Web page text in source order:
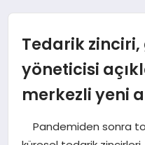
MAGAZIN
EĞITIM
Tedarik
yöneticisi
merkezli yeni
Pandemiden sonra